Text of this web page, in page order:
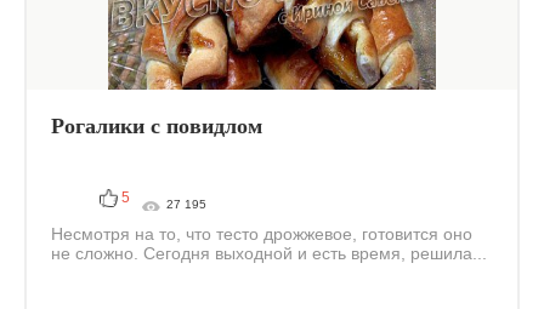
Рогалики с повидлом
5 27 195
Несмотря на то, что тесто дрожжевое, готовится оно
не сложно. Сегодня выходной и есть время, решила...